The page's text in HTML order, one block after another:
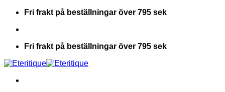
Skip
content
Fri frakt på beställningar över 795 sek
Fri frakt på beställningar över 795 sek